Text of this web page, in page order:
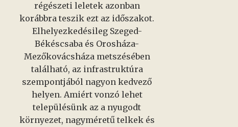
régészeti leletek azonban
korábbra teszik ezt az időszakot.
Elhelyezkedésileg Szeged-
Békéscsaba és Orosháza-
Mezőkovácsháza metszésében
található, az infrastruktúra
szempontjából nagyon kedvező
helyen. Amiért vonzó lehet
településünk az a nyugodt
környezet, nagyméretű telkek és